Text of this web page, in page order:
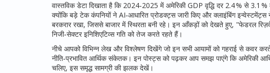
वास्तविक डेटा दिखाता है कि 2024‑2025 में अमेरिकी GDP वृद्धि दर 2.4 % से
क्योंकि बड़े टेक कंपनियों ने AI‑आधारित प्रोडक्ट्स जारी किए और क्लाइंबिंग इन्वेस्टमेंट्स
बरकरार रखा, जिससे बाजार में स्थिरता बनी रहे। इन आँकड़ों को देखते हुए, "फेडरल
निजी‑सेक्टर इनिशिएटिव्स गति को तेज करते रहते हैं।
नीचे आपको विभिन्न लेख और विश्लेषण दिखेंगे जो इन सभी आयामों को गहराई से कवर
नीति‑प्रभावित आर्थिक संकेतक। इन पोस्ट्स को पढ़कर आप समझ पाएंगे कि अमेरिकी
चलिए, इस समृद्ध सामग्री की झलक देखें।